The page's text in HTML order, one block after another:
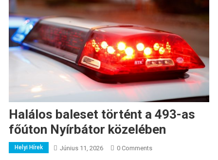
Halálos baleset történt a 493-as
főúton Nyírbátor közelében
Helyi Hírek Június 11, 2026 0 Comments